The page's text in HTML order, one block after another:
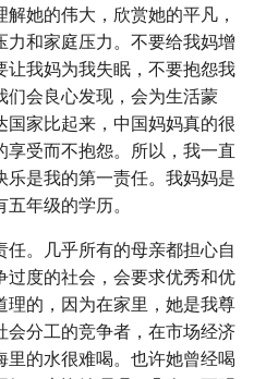
她的伟大，欣赏她的平凡，
和家庭压力。不要给我妈增
我妈为我失眠，不要抱怨我
会良心发现，会为生活蒙
家比起来，中国妈妈真的很
受而不抱怨。所以，我一直
是我的第一责任。我妈妈是
年级的学历。
。几乎所有的母亲都担心自
过度的社会，会要求优秀和优
的，因为在家里，她是我尊
分工的竞争者，在市场经济
的水很难喝。也许她曾经喝